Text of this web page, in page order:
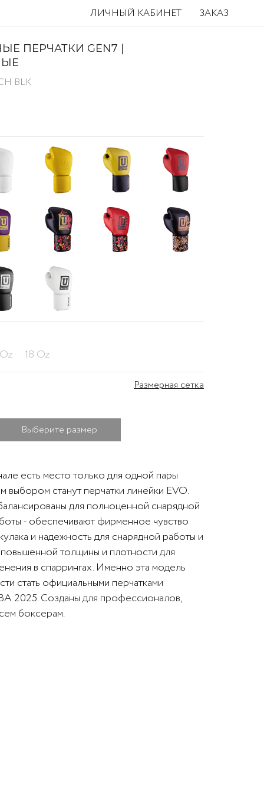
ЛИЧНЫЙ КАБИНЕТ ЗАКАЗ
ПЕРЧАТКИ GEN7 |
BLK
18 Oz
Размерная сетка
Выберите размер
есть место только для одной пары
выбором станут перчатки линейки EVO.
для полноценной снарядной
- обеспечивают фирменное чувство
и надежность для снарядной работы и
толщины и плотности для
в спаррингах. Именно эта модель
стать официальными перчатками
2025.Созданы для профессионалов,
боксерам.